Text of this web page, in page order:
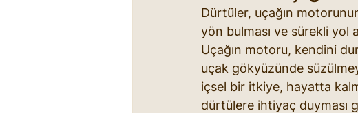
Dürtüler, uçağın
yön bulması ve sürekli yol
Uçağın motoru, kendini
uçak gökyüzünde
içsel bir itkiye, hayatta
dürtülere ihtiyaç duyması